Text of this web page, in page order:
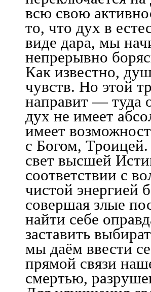
всю свою
то, что дух в
виде дара, мы
непрерывно
Как известно,
чувств. Но этой
направит — туда
дух не имеет
имеет
с Богом,
свет высшей
соответствии с
чистой энергией
совершая злые
найти себе
заставить
мы даём ввести
прямой связи
смертью,